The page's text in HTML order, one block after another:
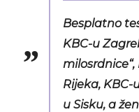
Besplatno
KBC-u
milosrdnice“,
Rijeka, KBC-
u Sisku, a